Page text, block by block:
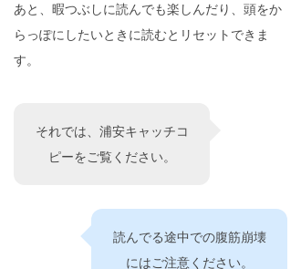
あと、暇つぶしに読んでも楽しんだり、頭をか
らっぽにしたいときに読むとリセットできま
す。
それでは、浦安キャッチコ
ピーをご覧ください。
読んでる途中での腹筋崩壊
にはご注意ください。